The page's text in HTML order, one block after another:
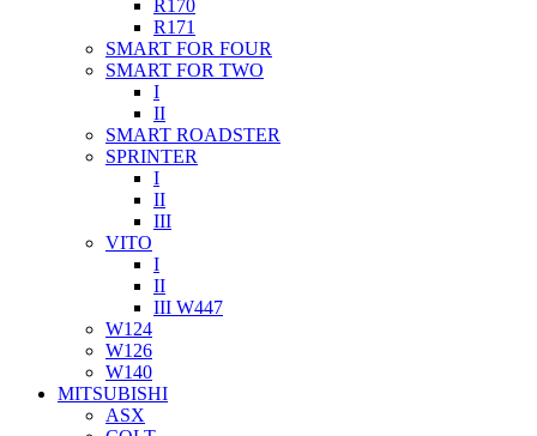
R170
R171
SMART FOR FOUR
SMART FOR TWO
I
II
SMART ROADSTER
SPRINTER
I
II
III
VITO
I
II
III W447
W124
W126
W140
MITSUBISHI
ASX